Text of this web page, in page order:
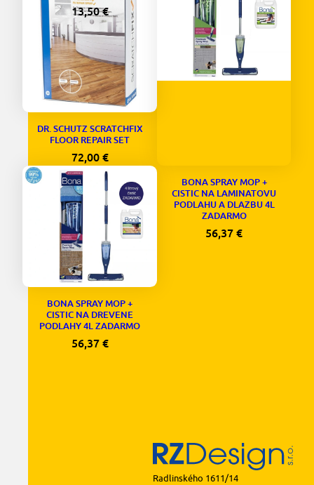
13,50€
DR. SCHUTZ SCRATCHFIX
FLOOR REPAIR SET
72,00 €
BONA SPRAY MOP +
CISTIC NA LAMINATOVU
PODLAHU A DLAZBU 4L
ZADARMO
56,37€
BONA SPRAY MOP +
CISTIC NA DREVENE
PODLAHY 4L ZADARMO
56,37 €
Radlinského 1611/14